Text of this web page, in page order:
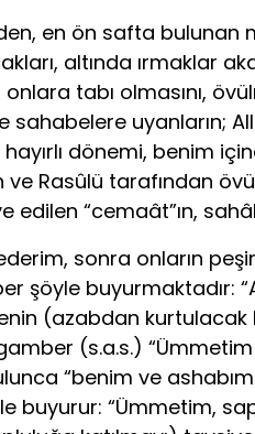
en ön safta
altında ırmaklar
tabı olmasını,
uyanların;
dönemi, benim
Rasûlü tarafından
edilen “cemaât”ın,
sonra onların
şöyle buyurmaktadır:
(azabdan
(s.a.s.)
“benim ve
“Ümmetim,